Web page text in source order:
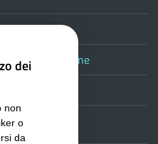
di pubblicazione
Youtube
dei
non
o
da